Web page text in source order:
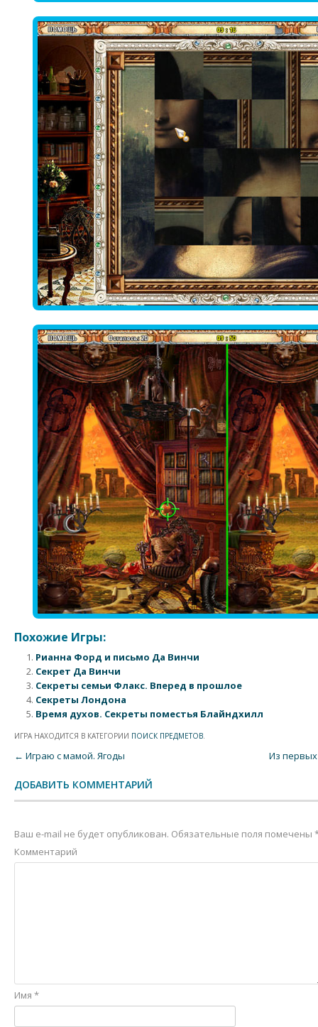
Похожие Игры:
Рианна Форд и письмо Да Винчи
Секрет Да Винчи
Секреты семьи Флакс. Вперед в прошлое
Секреты Лондона
Время духов. Секреты поместья Блайндхилл
ИГРА НАХОДИТСЯ В КАТЕГОРИИ ПОИСК ПРЕДМЕТОВ.
Post navigation
← Играю с мамой. Ягоды Из
ДОБАВИТЬ КОММЕНТАРИЙ
Ваш e-mail не будет опубликован. Обязательные поля помечены
Комментарий
Имя *